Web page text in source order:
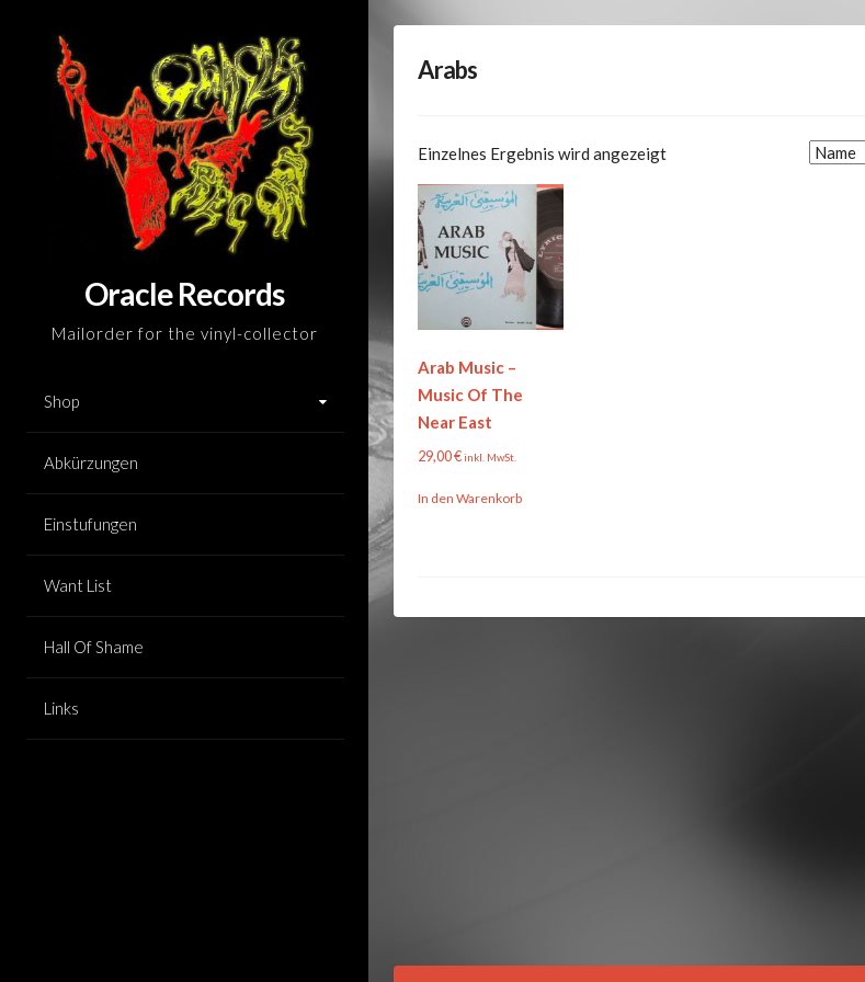
content
Oracle Records
Mailorder for the vinyl-collector
Shop
Abkürzungen
Einstufungen
Want List
Hall Of Shame
Links
Arabs
Einzelnes Ergebnis wird angezeigt
Arab Music –
Music Of The
Near East
29,00€inkl. MwSt.
In den Warenkorb